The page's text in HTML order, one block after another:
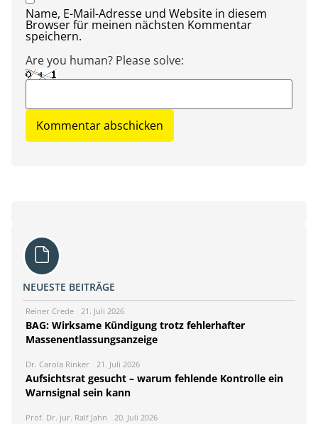
Name, E-Mail-Adresse und Website in diesem
Browser für meinen nächsten Kommentar
speichern.
Are you human? Please solve:
NEUESTE BEITRÄGE
Reiner Crede 21. Juli 2026
BAG: Wirksame Kündigung trotz fehlerhafter
Massenentlassungsanzeige
Dr. Carola Rinker 21. Juli 2026
Aufsichtsrat gesucht – warum fehlende Kontrolle ein
Warnsignal sein kann
Prof. Dr. jur. Ralf Jahn 20. Juli 2026